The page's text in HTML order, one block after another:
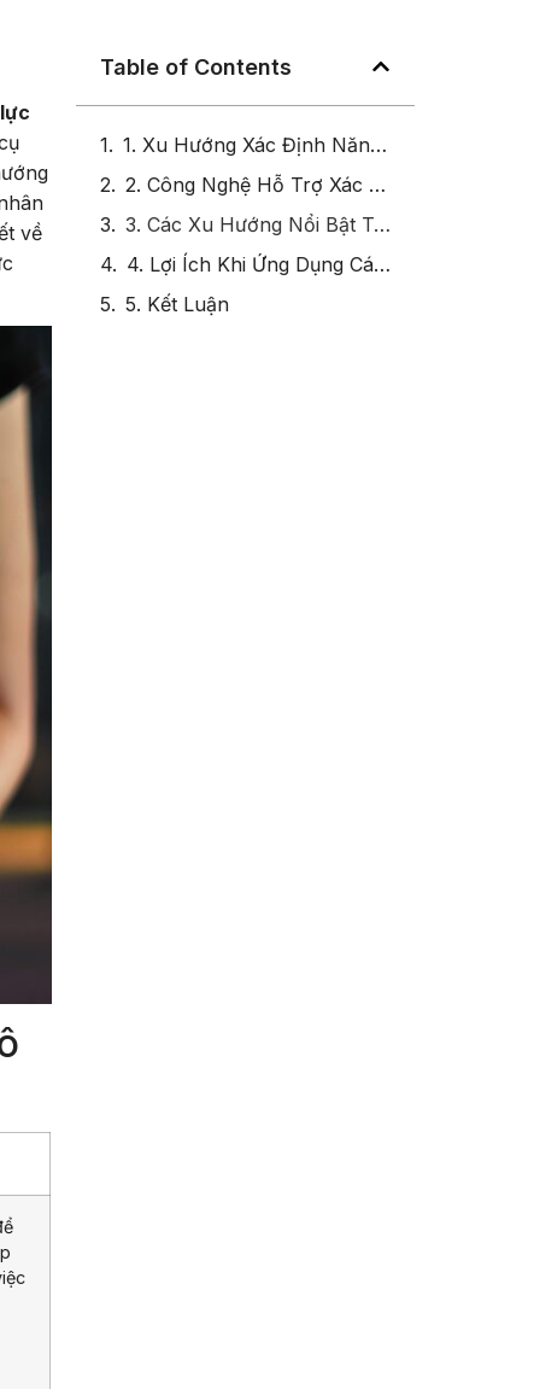
về
Table of Contents
1. Xu Hướng Xác Định Năng Lực: Sự Kết Hợp Giữa Mô Hình Tiên Tiến Và Công Nghệ
2. Công Nghệ Hỗ Trợ Xác Định Và Phát Triển Năng Lực
3. Các Xu Hướng Nổi Bật Trong Xác Định Năng Lực
4. Lợi Ích Khi Ứng Dụng Các Xu Hướng Xây Dựng Khung Năng Lực
5. Kết Luận